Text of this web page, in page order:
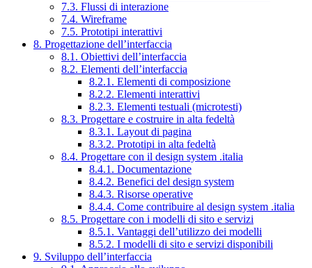
7.3. Flussi di interazione
7.4. Wireframe
7.5. Prototipi interattivi
8. Progettazione dell’interfaccia
8.1. Obiettivi dell’interfaccia
8.2. Elementi dell’interfaccia
8.2.1. Elementi di composizione
8.2.2. Elementi interattivi
8.2.3. Elementi testuali (microtesti)
8.3. Progettare e costruire in alta fedeltà
8.3.1. Layout di pagina
8.3.2. Prototipi in alta fedeltà
8.4. Progettare con il design system .italia
8.4.1. Documentazione
8.4.2. Benefici del design system
8.4.3. Risorse operative
8.4.4. Come contribuire al design system .italia
8.5. Progettare con i modelli di sito e servizi
8.5.1. Vantaggi dell’utilizzo dei modelli
8.5.2. I modelli di sito e servizi disponibili
9. Sviluppo dell’interfaccia